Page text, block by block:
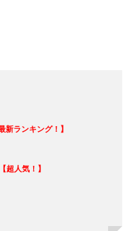
最新ランキング！】
【超人気！】